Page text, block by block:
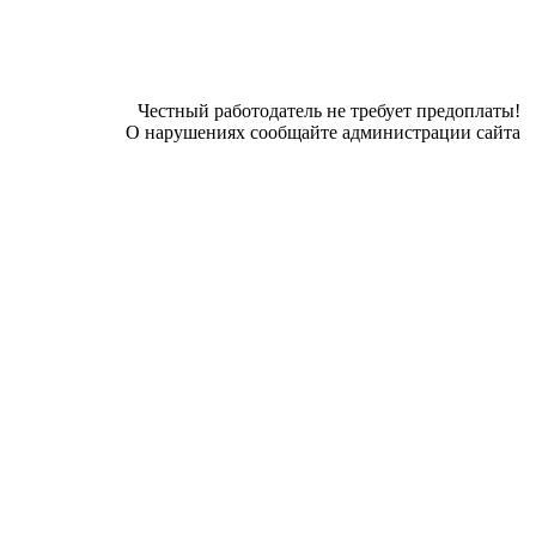
Честный работодатель не требует предоплаты!
О нарушениях сообщайте администрации сайта